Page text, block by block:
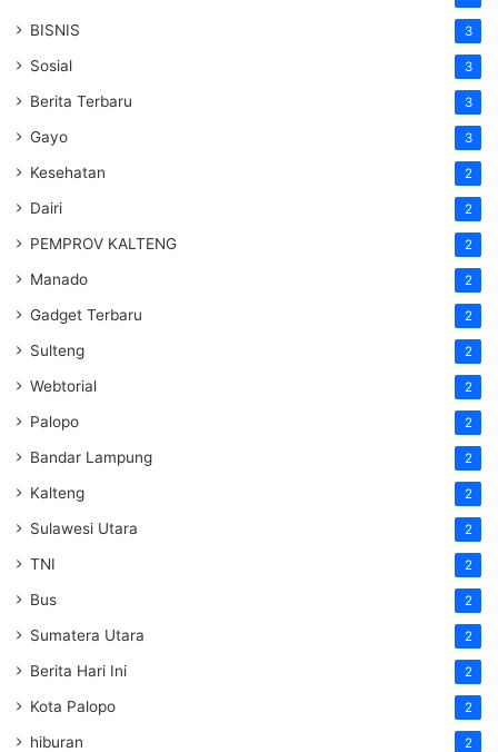
BISNIS 3
Sosial 3
Berita Terbaru 3
Gayo 3
Kesehatan 2
Dairi 2
PEMPROV KALTENG 2
Manado 2
Gadget Terbaru 2
Sulteng 2
Webtorial 2
Palopo 2
Bandar Lampung 2
Kalteng 2
Sulawesi Utara 2
TNI 2
Bus 2
Sumatera Utara 2
Berita Hari Ini 2
Kota Palopo 2
hiburan 2